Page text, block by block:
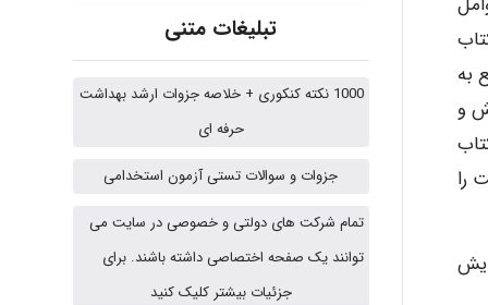
به
اساتید و متخصصان ارگونومی کشور است در ۷ بخش و
را
aghajari vahid
HaddadiMahsa
تبلیغات متنی
1000 نکته کنکوری + خلاصه جزوات ارشد بهداشت
حرفه ای
جزوات و سوالات تستی آزمون استخدامی
تمام شرکت های دولتی و خصوصی در سایت می
توانند یک صفحه اختصاصی داشته باشند. برای
جزئیات بیشتر کلیک کنید